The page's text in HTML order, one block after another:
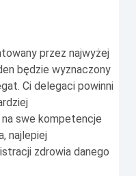
przez najwyżej
będzie wyznaczony
Ci delegaci powinni
swe kompetencje
najlepiej
zdrowia danego